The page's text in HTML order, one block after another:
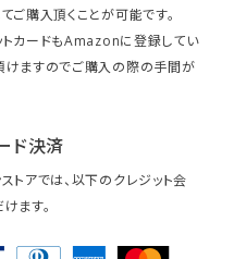
ご購入頂くことが可能です。
カードもAmazonに登録してい
けますのでご購入の際の手間が
ド決済
トアでは、以下のクレジット会
ます。